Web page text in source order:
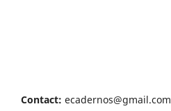
Contact: ecadernos@gmail.com